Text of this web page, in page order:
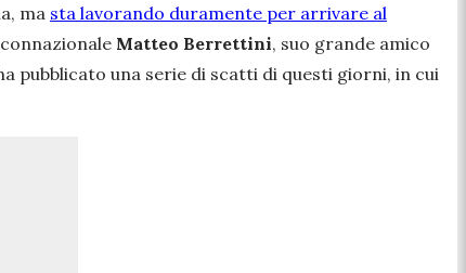
ma sta lavorando duramente per arrivare al
Matteo Berrettini, suo grande amico
pubblicato una serie di scatti di questi giorni, in cui